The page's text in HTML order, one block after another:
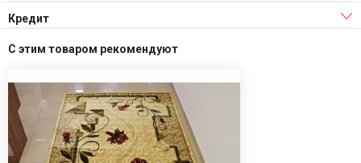
Кредит
С этим товаром рекомендуют